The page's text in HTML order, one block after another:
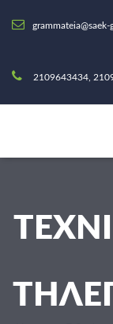
2109643434,